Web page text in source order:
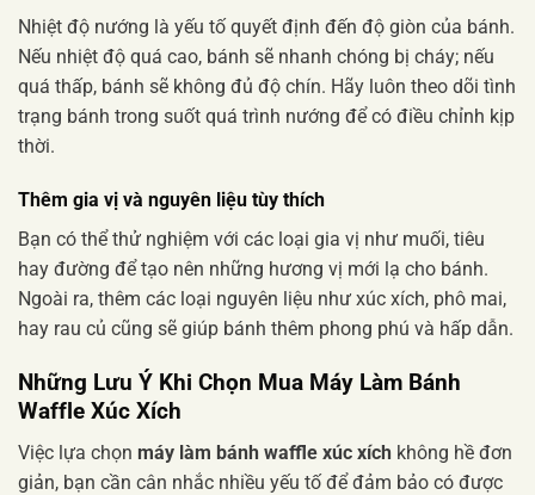
Nhiệt độ nướng là yếu tố quyết định đến độ giòn của bánh.
Nếu nhiệt độ quá cao, bánh sẽ nhanh chóng bị cháy; nếu
quá thấp, bánh sẽ không đủ độ chín. Hãy luôn theo dõi tình
trạng bánh trong suốt quá trình nướng để có điều chỉnh kịp
thời.
Thêm gia vị và nguyên liệu tùy thích
Bạn có thể thử nghiệm với các loại gia vị như muối, tiêu
hay đường để tạo nên những hương vị mới lạ cho bánh.
Ngoài ra, thêm các loại nguyên liệu như xúc xích, phô mai,
hay rau củ cũng sẽ giúp bánh thêm phong phú và hấp dẫn.
Những Lưu Ý Khi Chọn Mua Máy Làm Bánh
Waffle Xúc Xích
Việc lựa chọn máy làm bánh waffle xúc xích không hề đơn
giản, bạn cần cân nhắc nhiều yếu tố để đảm bảo có được